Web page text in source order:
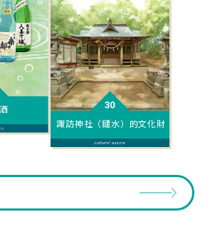
諏訪神社（鑓水）的文化財